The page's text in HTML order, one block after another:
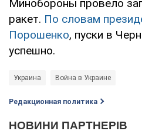
Минобороны провело
ракет. По словам
Порошенко, пуски в
успешно.
Украина Война в Украине
Редакционная политика